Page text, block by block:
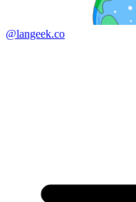
@langeek.co